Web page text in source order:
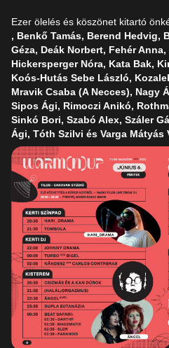
Ezer ölelés és köszönet kitartó
, Benkő Tamás, Berend Hedvig,
Géza, Deák Norbert, Fehér
Hickersperger Nóra, Kata Bak,
Koós-Hutás Sebe László,
Mravik Csaba (A Necces), Nagy
Sipos Ági, Rimoczi Anikó,
Sinkó Bori, Szabó Alex, Száler
Ági, Tóth Szilvi és Varga Mátyás